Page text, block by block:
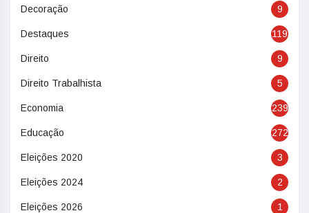
Decoração 9
Destaques 119
Direito 9
Direito Trabalhista 5
Economia 239
Educação 272
Eleições 2020 3
Eleições 2024 2
Eleições 2026 1